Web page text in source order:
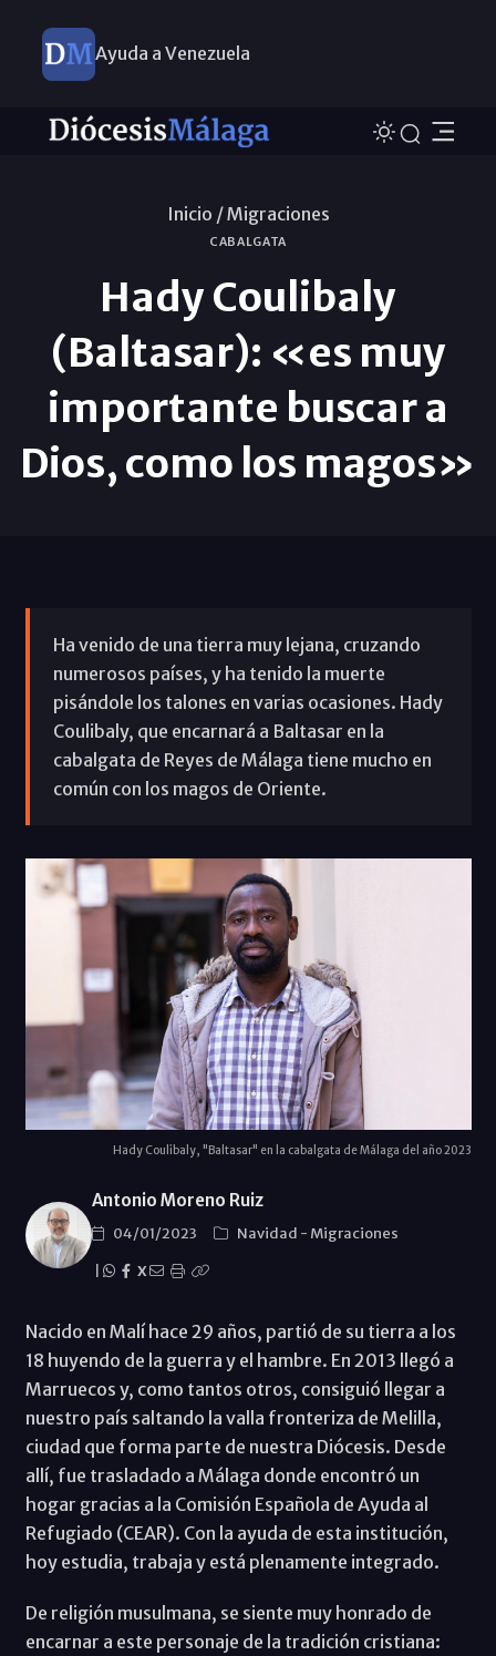
Ayuda a Venezuela
Inicio /Migraciones
CABALGATA
Hady Coulibaly
(Baltasar): «es muy
importante buscar a
Dios, como los magos»
Ha venido de una tierra muy lejana, cruzando
numerosos países, y ha tenido la muerte
pisándole los talones en varias ocasiones. Hady
Coulibaly, que encarnará a Baltasar en la
cabalgata de Reyes de Málaga tiene mucho en
común con los magos de Oriente.
Hady Coulibaly, "Baltasar" en la cabalgata de Málaga del año 2023
Antonio Moreno Ruiz
04/01/2023 Navidad - Migraciones
X
Nacido en Malí hace 29 años, partió de su tierra a los
18 huyendo de la guerra y el hambre. En 2013 llegó a
Marruecos y, como tantos otros, consiguió llegar a
nuestro país saltando la valla fronteriza de Melilla,
ciudad que forma parte de nuestra Diócesis. Desde
allí, fue trasladado a Málaga donde encontró un
hogar gracias a la Comisión Española de Ayuda al
Refugiado (CEAR). Con la ayuda de esta institución,
hoy estudia, trabaja y está plenamente integrado.
De religión musulmana, se siente muy honrado de
encarnar a este personaje de la tradición cristiana: